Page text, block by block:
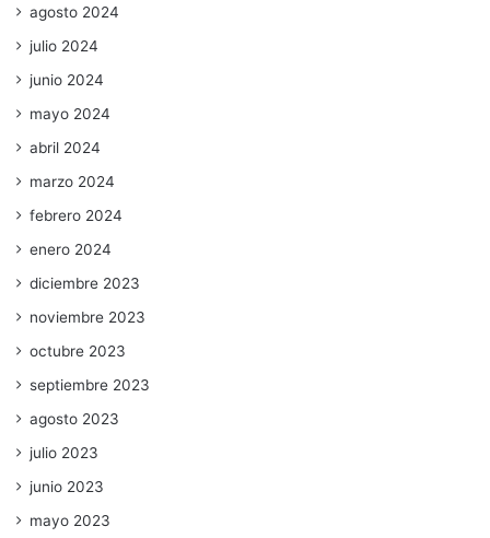
agosto 2024
julio 2024
junio 2024
mayo 2024
abril 2024
marzo 2024
febrero 2024
enero 2024
diciembre 2023
noviembre 2023
octubre 2023
septiembre 2023
agosto 2023
julio 2023
junio 2023
mayo 2023